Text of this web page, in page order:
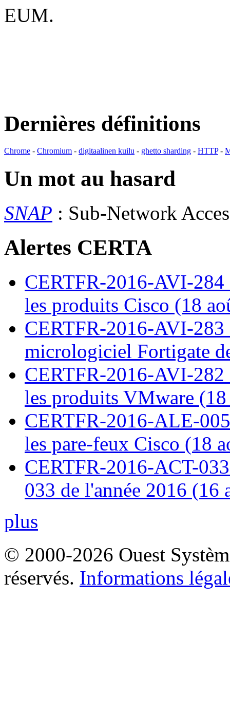
EUM.
Dernières définitions
Chrome - Chromium - digitaalinen kuilu - ghetto sharding - HTTP-
Un mot au hasard
SNAP : Sub-Network
Alertes CERTA
CERTFR-2016-AVI-
les produits Cisco (18
CERTFR-2016-AVI-
micrologiciel Fortigate
CERTFR-2016-AVI-
les produits VMware
CERTFR-2016-ALE-
les pare-feux Cisco (18
CERTFR-2016-ACT-
033 de l'année 2016 (16
plus
© 2000-2026 Ouest
réservés. Informations